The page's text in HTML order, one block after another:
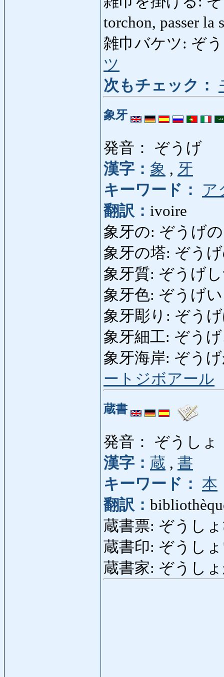
torchon, passer
雑巾バケツ: ぞ
ツ
次もチェック：
象牙
発音： ぞうげ
漢字： 象 , 牙
キーワード：
ア
翻訳： ivoire
象牙の: ぞうげ
象牙の塔: ぞう
象牙質: ぞうげ
象牙色: ぞうげ
象牙彫り: ぞう
象牙細工: ぞう
象牙海岸: ぞう
ートジボアール
蔵書
発音： ぞうしょ
漢字： 蔵 , 書
キーワード： 本
翻訳：
蔵書票: ぞうし
蔵書印: ぞうし
蔵書家: ぞうし